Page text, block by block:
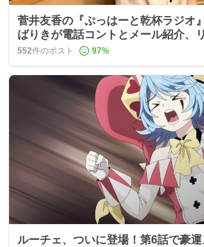
菅井友香の『ぷっはーと乾杯ラジオ
ばりきが電話コントとメール紹介、
いすぎる」
552件のポスト 97%
ルーチェ、ついに登場！第6話で豪